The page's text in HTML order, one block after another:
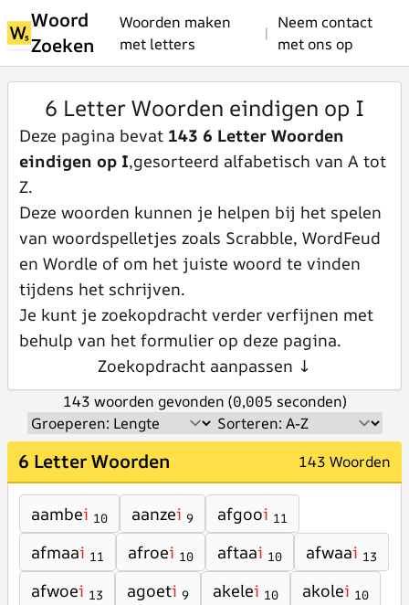
Woord
Zoeken
Woorden maken
met letters
|
Neem contact
met ons op
6 Letter Woorden eindigen op I
Deze pagina bevat 143 6 Letter Woorden
eindigen op I,gesorteerd alfabetisch van A tot
Z.
Deze woorden kunnen je helpen bij het spelen
van woordspelletjes zoals Scrabble, WordFeud
en Wordle of om het juiste woord te vinden
tijdens het schrijven.
Je kunt je zoekopdracht verder verfijnen met
behulp van het formulier op deze pagina.
Zoekopdracht aanpassen ↓
143 woorden gevonden (0,005 seconden)
6 Letter Woorden 143 Woorden
aambei 10 aanzei 9 afgooi 11
afmaai 11 afroei 10 aftaai 10 afwaai 13
afwoei 13 agoeti 9 akelei 10 akolei 10